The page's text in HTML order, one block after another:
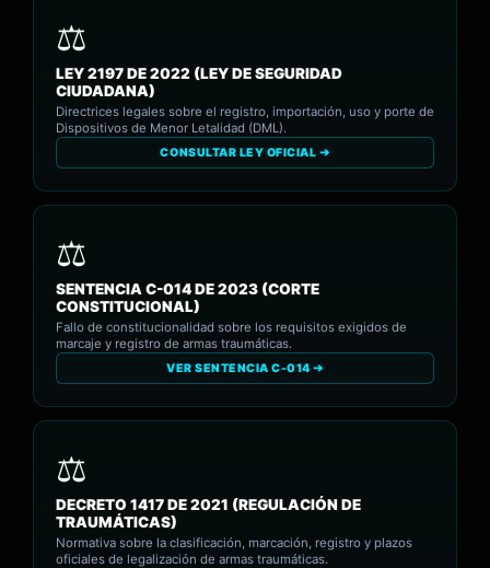
LEY 2197 DE 2022 (LEY DE SEGURIDAD
CIUDADANA)
Directrices legales sobre el registro, importación, uso y porte de
Dispositivos de Menor Letalidad (DML).
CONSULTAR LEY OFICIAL ➔
SENTENCIA C-014 DE 2023 (CORTE
CONSTITUCIONAL)
Fallo de constitucionalidad sobre los requisitos exigidos de
marcaje y registro de armas traumáticas.
VER SENTENCIA C-014 ➔
DECRETO 1417 DE 2021 (REGULACIÓN DE
TRAUMÁTICAS)
Normativa sobre la clasificación, marcación, registro y plazos
oficiales de legalización de armas traumáticas.